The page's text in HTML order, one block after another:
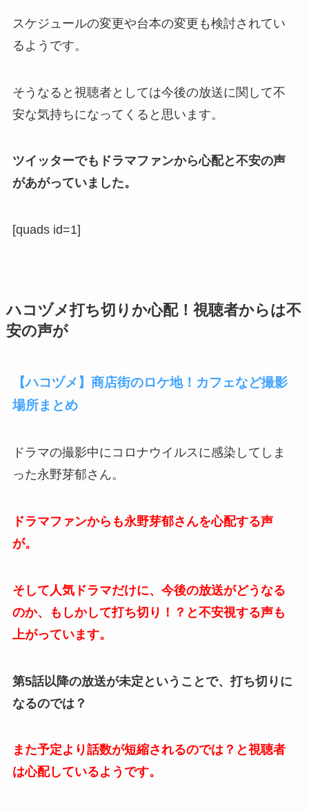
スケジュールの変更や台本の変更も検討されてい
るようです。
そうなると視聴者としては今後の放送に関して不
安な気持ちになってくると思います。
ツイッターでもドラマファンから心配と不安の声
があがっていました。
[quads id=1]
ハコヅメ打ち切りか心配！視聴者からは不
安の声が
【ハコヅメ】商店街のロケ地！カフェなど撮影
場所まとめ
ドラマの撮影中にコロナウイルスに感染してしま
った永野芽郁さん。
ドラマファンからも永野芽郁さんを心配する声
が。
そして人気ドラマだけに、今後の放送がどうなる
のか、もしかして打ち切り！？と不安視する声も
上がっています。
第5話以降の放送が未定ということで、打ち切りに
なるのでは？
また予定より話数が短縮されるのでは？と視聴者
は心配しているようです。